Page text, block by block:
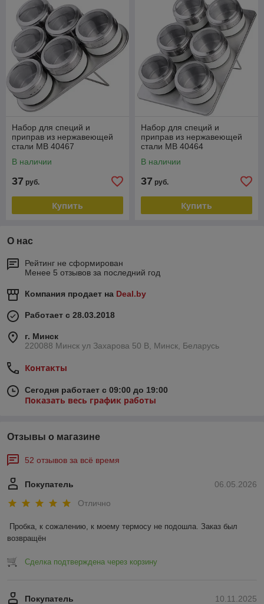
Набор для специй и
приправ из нержавеющей
стали MB 40467
В наличии
37 руб.
Купить
Набор для специй и
приправ из нержавеющей
стали MB 40464
В наличии
37 руб.
Купить
О нас
Рейтинг не сформирован
Менее 5 отзывов за последний год
Компания продает на Deal.by
Работает с 28.03.2018
г. Минск
220088 Минск ул Захарова 50 В, Минск, Беларусь
Контакты
Сегодня работает с 09:00 до 19:00
Показать весь график работы
Отзывы о магазине
52 отзывов за всё время
06.05.2026
Покупатель
Отлично
Пробка, к сожалению, к моему термосу не подошла. Заказ был
возвращён
Сделка подтверждена через корзину
10.11.2025
Покупатель